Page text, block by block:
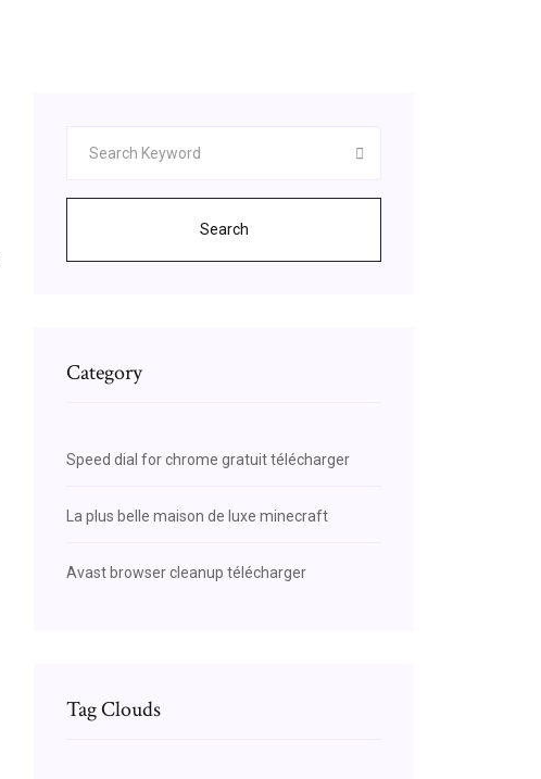
Search
Category
Speed dial for chrome gratuit télécharger
La plus belle maison de luxe minecraft
Avast browser cleanup télécharger
Tag Clouds